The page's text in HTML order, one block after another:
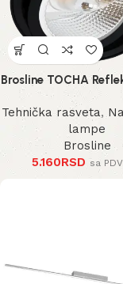
Brosline TOCHA
Tehnička rasveta,
lampe
Brosline
5.160RSD sa